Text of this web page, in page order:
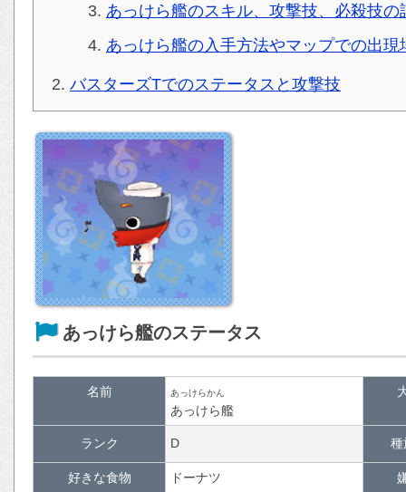
あっけら艦のスキル、攻撃技、必殺技の
あっけら艦の入手方法やマップでの出現
バスターズTでのステータスと攻撃技
あっけら艦のステータス
名前 あっけらかん
あっけら艦
ランク D 種
好きな食物 ドーナツ